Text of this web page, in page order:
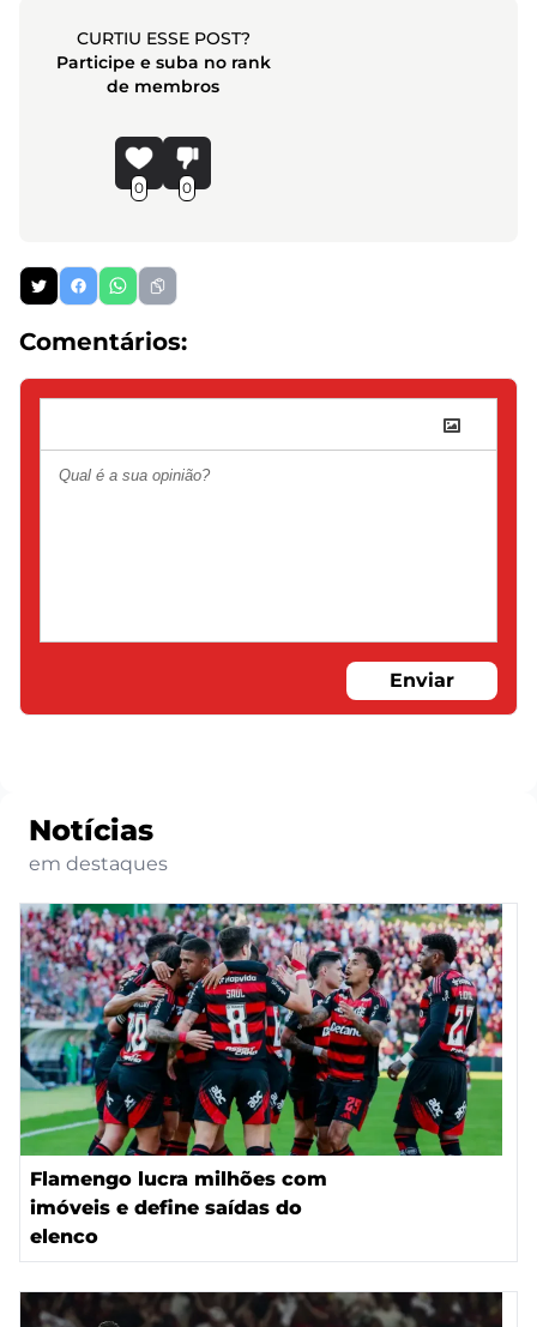
CURTIU ESSE POST?
Participe e suba no rank
de membros
0 0
Comentários:
Enviar
Notícias
em destaques
Flamengo lucra milhões com
imóveis e define saídas do
elenco